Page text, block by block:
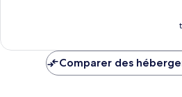
Comparer des